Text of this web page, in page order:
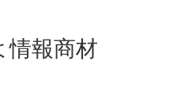
情報商材